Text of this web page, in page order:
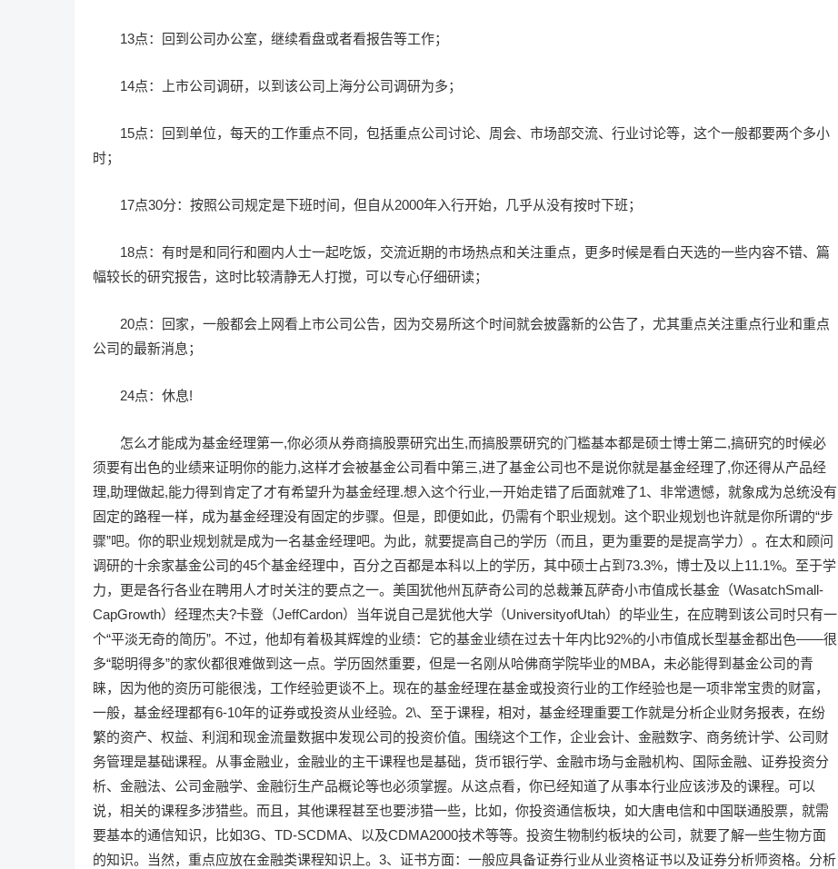
13点：回到公司办公室，继续看盘或者看报告等工作；
14点：上市公司调研，以到该公司上海分公司调研为多；
15点：回到单位，每天的工作重点不同，包括重点公司讨论、周会、市场部交流、行业讨论等，这个一般都要两个多小
时；
17点30分：按照公司规定是下班时间，但自从2000年入行开始，几乎从没有按时下班；
18点：有时是和同行和圈内人士一起吃饭，交流近期的市场热点和关注重点，更多时候是看白天选的一些内容不错、篇
幅较长的研究报告，这时比较清静无人打搅，可以专心仔细研读；
20点：回家，一般都会上网看上市公司公告，因为交易所这个时间就会披露新的公告了，尤其重点关注重点行业和重点
公司的最新消息；
24点：休息!
怎么才能成为基金经理第一,你必须从券商搞股票研究出生,而搞股票研究的门槛基本都是硕士博士第二,搞研究的时候必
须要有出色的业绩来证明你的能力,这样才会被基金公司看中第三,进了基金公司也不是说你就是基金经理了,你还得从产品经
理,助理做起,能力得到肯定了才有希望升为基金经理.想入这个行业,一开始走错了后面就难了1、非常遗憾，就象成为总统没有
固定的路程一样，成为基金经理没有固定的步骤。但是，即便如此，仍需有个职业规划。这个职业规划也许就是你所谓的“步
骤”吧。你的职业规划就是成为一名基金经理吧。为此，就要提高自己的学历（而且，更为重要的是提高学力）。在太和顾问
调研的十余家基金公司的45个基金经理中，百分之百都是本科以上的学历，其中硕士占到73.3%，博士及以上11.1%。至于学
力，更是各行各业在聘用人才时关注的要点之一。美国犹他州瓦萨奇公司的总裁兼瓦萨奇小市值成长基金（WasatchSmall-
CapGrowth）经理杰夫?卡登（JeffCardon）当年说自己是犹他大学（UniversityofUtah）的毕业生，在应聘到该公司时只有一
个“平淡无奇的简历”。不过，他却有着极其辉煌的业绩：它的基金业绩在过去十年内比92%的小市值成长型基金都出色——很
多“聪明得多”的家伙都很难做到这一点。学历固然重要，但是一名刚从哈佛商学院毕业的MBA，未必能得到基金公司的青
睐，因为他的资历可能很浅，工作经验更谈不上。现在的基金经理在基金或投资行业的工作经验也是一项非常宝贵的财富，
一般，基金经理都有6-10年的证券或投资从业经验。2\、至于课程，相对，基金经理重要工作就是分析企业财务报表，在纷
繁的资产、权益、利润和现金流量数据中发现公司的投资价值。围绕这个工作，企业会计、金融数字、商务统计学、公司财
务管理是基础课程。从事金融业，金融业的主干课程也是基础，货币银行学、金融市场与金融机构、国际金融、证券投资分
析、金融法、公司金融学、金融衍生产品概论等也必须掌握。从这点看，你已经知道了从事本行业应该涉及的课程。可以
说，相关的课程多涉猎些。而且，其他课程甚至也要涉猎一些，比如，你投资通信板块，如大唐电信和中国联通股票，就需
要基本的通信知识，比如3G、TD-SCDMA、以及CDMA2000技术等等。投资生物制约板块的公司，就要了解一些生物方面
的知识。当然，重点应放在金融类课程知识上。3、证书方面：一般应具备证券行业从业资格证书以及证券分析师资格。分析